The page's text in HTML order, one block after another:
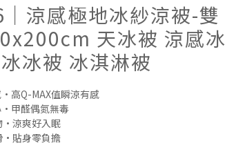
｜涼感極地冰紗涼被-雙
天冰被 涼感冰
冰被 冰淇淋被
高Q-MAX值瞬涼有感
甲醛偶氮無毒
涼爽好入眠
貼身零負擔